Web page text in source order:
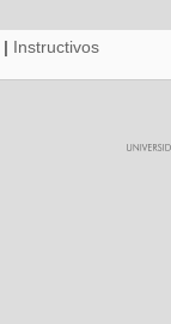
| Instructivos